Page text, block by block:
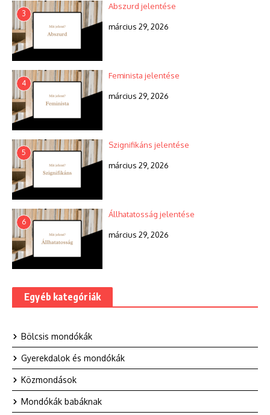
3
Abszurd jelentése
március 29, 2026
4
Feminista jelentése
március 29, 2026
5
Szignifikáns jelentése
március 29, 2026
6
Állhatatosság jelentése
március 29, 2026
Egyéb kategóriák
Bölcsis mondókák
Gyerekdalok és mondókák
Közmondások
Mondókák babáknak